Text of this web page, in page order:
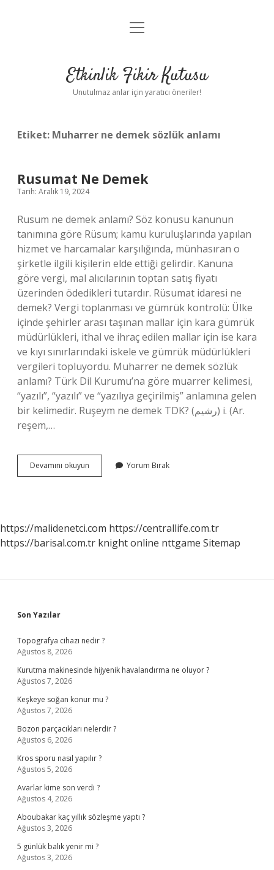
Anasayfa
Yasal Uyarı
menüyü
Etkinlik Fikir Kutusu
Unutulmaz anlar için yaratıcı öneriler!
Etiket: Muharrer ne demek sözlük anlamı
Rusumat Ne Demek
Tarih: Aralık 19, 2024
Rusum ne demek anlamı? Söz konusu kanunun
tanımına göre Rüsum; kamu kuruluşlarında yapılan
hizmet ve harcamalar karşılığında, münhasıran o
şirketle ilgili kişilerin elde ettiği gelirdir. Kanuna
göre vergi, mal alıcılarının toptan satış fiyatı
üzerinden ödedikleri tutardır. Rüsumat idaresi ne
demek? Vergi toplanması ve gümrük kontrolü: Ülke
içinde şehirler arası taşınan mallar için kara gümrük
müdürlükleri, ithal ve ihraç edilen mallar için ise kara
ve kıyı sınırlarındaki iskele ve gümrük müdürlükleri
vergileri topluyordu. Muharrer ne demek sözlük
anlamı? Türk Dil Kurumu’na göre muarrer kelimesi,
“yazılı”, “yazılı” ve “yazılıya geçirilmiş” anlamına gelen
bir kelimedir. Ruşeym ne demek TDK? (ﺭﺷﻴﻢ) i. (Ar.
reşem,…
Devamını okuyun Rusumat
Ne
Yorum Bırak
https://malidenetci.com https://centrallife.com.tr
https://barisal.com.tr knight online nttgame Sitemap
Sidebar
Son Yazılar
Topografya cihazı nedir ?
Ağustos 8, 2026
Kurutma makinesinde hijyenik havalandırma ne oluyor ?
Ağustos 7, 2026
Keşkeye soğan konur mu ?
Ağustos 7, 2026
Bozon parçacıkları nelerdir ?
Ağustos 6, 2026
Kros sporu nasıl yapılır ?
Ağustos 5, 2026
Avarlar kime son verdi ?
Ağustos 4, 2026
Aboubakar kaç yıllık sözleşme yaptı ?
Ağustos 3, 2026
5 günlük balık yenir mi ?
Ağustos 3, 2026